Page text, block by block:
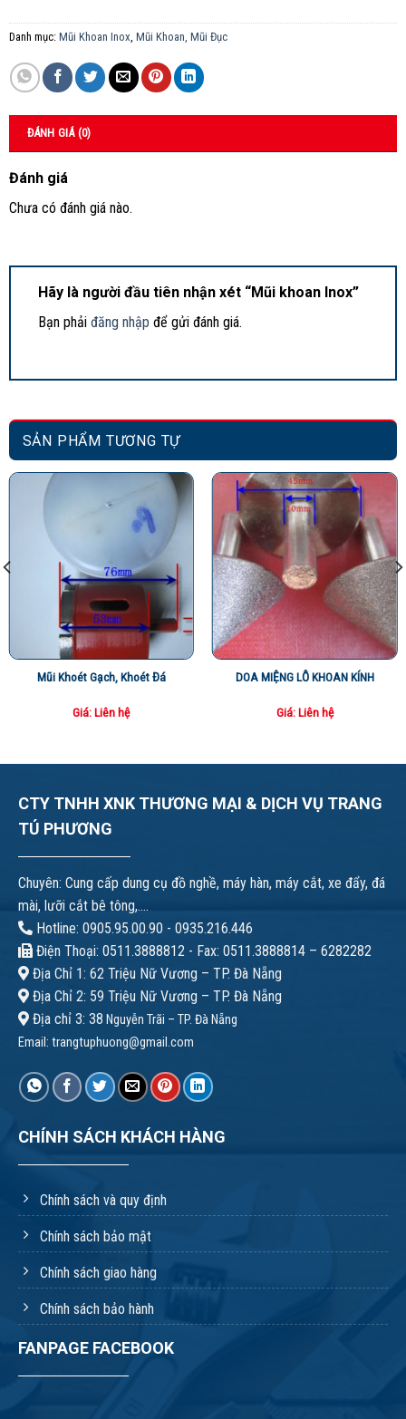
Danh mục: Mũi Khoan Inox Mũi Khoan, Mũi Đục
ĐÁNH GIÁ (0)
Đánh giá
Chưa có đánh giá nào.
Hãy là người đầu tiên nhận xét “Mũi khoan Inox”
Bạn phải đăng nhập để gửi đánh giá.
SẢN PHẨM TƯƠNG TỰ
Mũi Khoét Gạch, Khoét Đá
Giá: Liên hệ
DOA MIỆNG LỖ KHOAN KÍNH
Giá: Liên hệ
CTY TNHH XNK THƯƠNG MẠI & DỊCH VỤ TRANG
TÚ PHƯƠNG
Chuyên: Cung cấp dung cụ đồ nghề, máy hàn, máy cắt, xe đẩy, đá
mài, lưỡi cắt bê tông,....
Hotline: 0905.95.00.90 - 0935.216.446
Điện Thoại: 0511.3888812 - Fax: 0511.3888814 – 6282282
Địa Chỉ 1: 62 Triệu Nữ Vương – TP. Đà Nẵng
Địa Chỉ 2: 59 Triệu Nữ Vương – TP. Đà Nẵng
Địa chỉ 3: 38 Nguyễn Trãi – TP. Đà Nẵng
Email: trangtuphuong@gmail.com
CHÍNH SÁCH KHÁCH HÀNG
Chính sách và quy định
Chính sách bảo mật
Chính sách giao hàng
Chính sách bảo hành
FANPAGE FACEBOOK